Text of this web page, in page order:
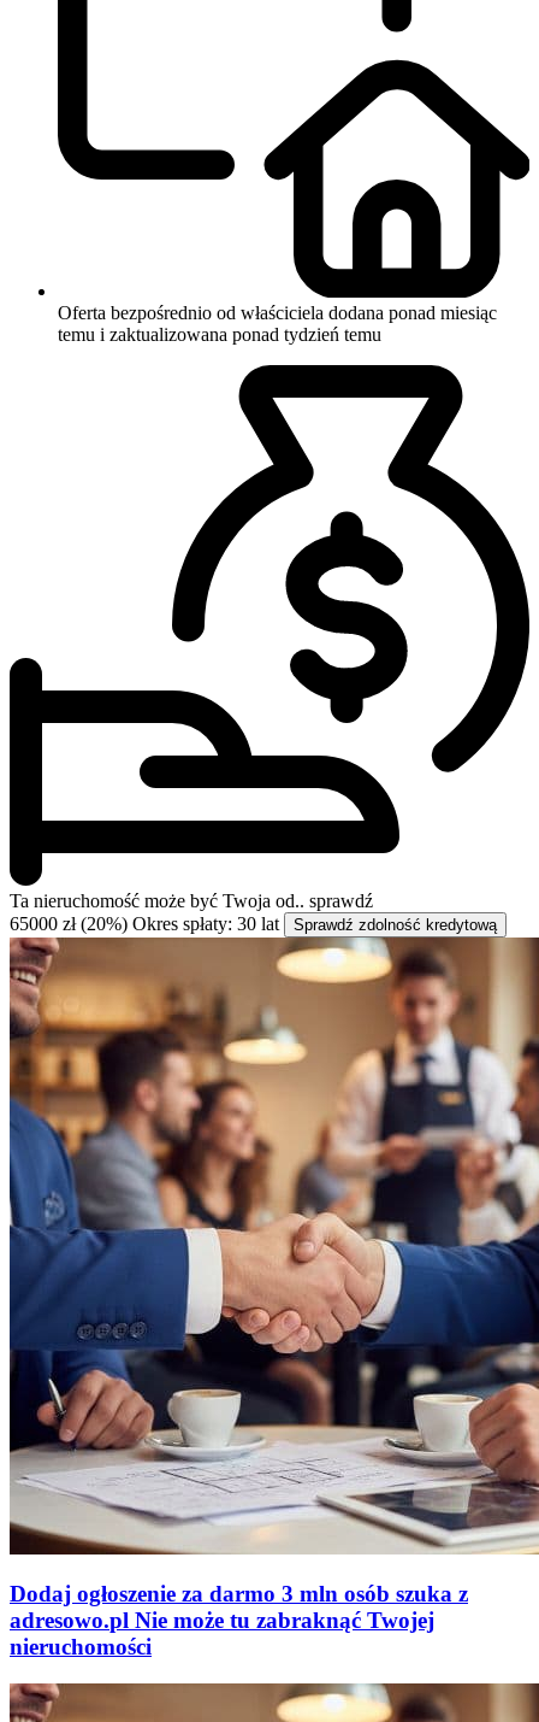
Oferta bezpośrednio od właściciela dodana ponad miesiąc
temu i zaktualizowana ponad tydzień temu
Ta nieruchomość może być Twoja od.. sprawdź
65000 zł (20%) Okres spłaty: 30 lat Sprawdź zdolność kredytową
Dodaj ogłoszenie za darmo 3 mln osób szuka z
adresowo.pl Nie może tu zabraknąć Twojej
nieruchomości